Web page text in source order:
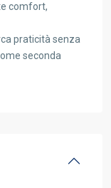
comfort,
praticità senza
seconda